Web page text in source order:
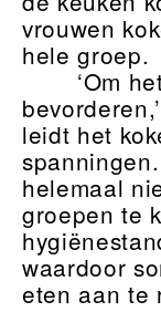
vrouwen
hele groep.
‘Om
leidt het
helemaal
groepen te
waardoor
eten aan te